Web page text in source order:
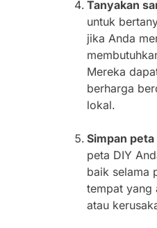
Tanyakan
untuk
jika Anda
Mereka
berharga
lokal.
Simpan
peta DIY
baik selama
tempat yang
atau